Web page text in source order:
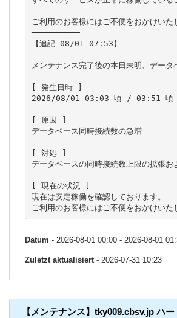
ご利用のお客様にはご不便をおかけい
──────────
【追記 08/01 07:53】
メンテナンス完了後の本日未明、デー
[ 発生日時 ]
2026/08/01 03:03 頃 / 03:51 頃（
[ 原因 ]
データベース同時接続数の急増
[ 対処 ]
データベースの同時接続数上限の拡張
[ 現在の状況 ]
現在は安定稼働を確認しております。
Datum - 2026-08-01 00:00 - 2026-08-01
Zuletzt aktualisiert- 2026-07-31 10:23
【メンテナンス】tky009.cbsv.jp ハ